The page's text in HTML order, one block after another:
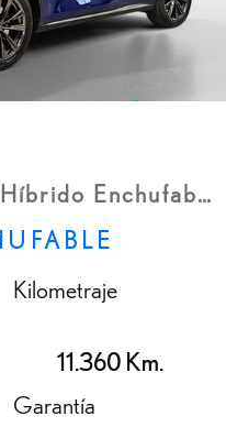
Kilometraje
11.360 Km.
Garantía